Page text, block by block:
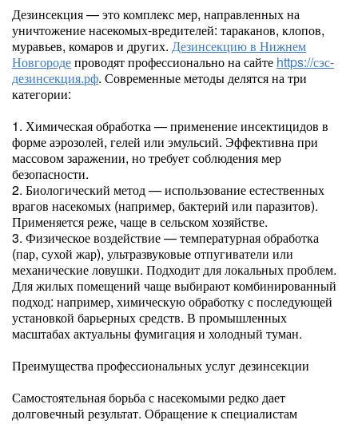
Дезинсекция — это комплекс мер, направленных на
уничтожение насекомых-вредителей: тараканов, клопов,
муравьев, комаров и других. Дезинсекцию в Нижнем
Новгородепроводят профессионально на сайте https://сэс-
дезинсекция.рф. Современные методы делятся на три
категории:
1. Химическая обработка — применение инсектицидов в
форме аэрозолей, гелей или эмульсий. Эффективна при
массовом заражении, но требует соблюдения мер
безопасности.
2. Биологический метод — использование естественных
врагов насекомых (например, бактерий или паразитов).
Применяется реже, чаще в сельском хозяйстве.
3. Физическое воздействие — температурная обработка
(пар, сухой жар), ультразвуковые отпугиватели или
механические ловушки. Подходит для локальных проблем.
Для жилых помещений чаще выбирают комбинированный
подход: например, химическую обработку с последующей
установкой барьерных средств. В промышленных
масштабах актуальны фумигация и холодный туман.
Преимущества профессиональных услуг дезинсекции
Самостоятельная борьба с насекомыми редко дает
долговечный результат. Обращение к специалистам